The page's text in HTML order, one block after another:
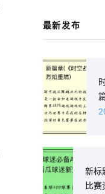
最新发布
新标
比赛